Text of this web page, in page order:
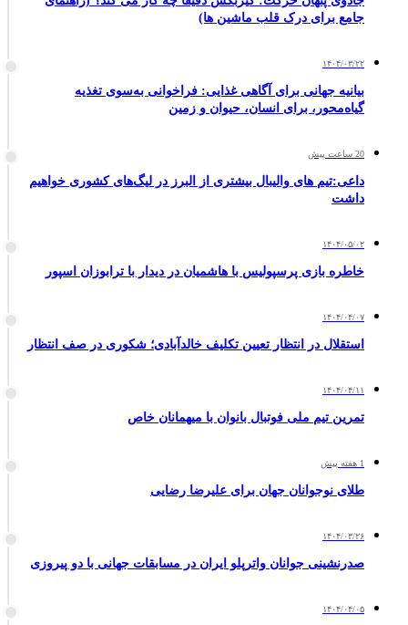
جامع برای درک قلب ماشین ها)
۱۴۰۴/۰۳/۲۲
بیانیه جهانی برای آگاهی غذایی: فراخوانی به‌سوی تغذیه
گیاه‌محور، برای انسان، حیوان و زمین
20 ساعت پیش
داعی:تیم های والیبال بیشتری از البرز در لیگ‌های کشوری خواهیم
داشت
۱۴۰۴/۰۵/۰۲
خاطره بازی پرسپولیس با هاشمیان در دیدار با ترابوزان اسپور
۱۴۰۴/۰۴/۰۷
استقلال در انتظار تعیین تکلیف خالدآبادی؛ شکوری در صف انتظار
۱۴۰۴/۰۴/۱۱
تمرین تیم ملی فوتبال بانوان با میهمانان خاص
1 هفته پیش
طلای نوجوانان جهان برای علیرضا رضایی
۱۴۰۴/۰۳/۲۶
صدرنشینی جوانان واترپلو ایران در مسابقات جهانی با دو پیروزی
۱۴۰۴/۰۴/۰۵